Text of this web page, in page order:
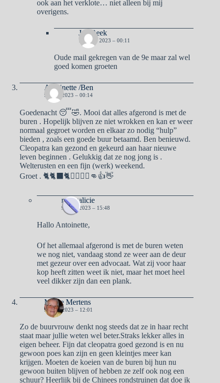
ook aan het verklote… niet alleen bij mij
overigens.
Jan Reek
13 JUNI 2023 – 00:11
Oude mail gekregen van de 9e maar zal wel
goed komen groeten
Antoinette /Ben
9 JUNI 2023 – 00:14
Goedenacht 😴🤣. Mooi dat alles afgerond is met de
buren . Hopelijk blijven ze niet wrokken en kan er weer
normaal gegroet worden en elkaar zo nodig “hulp”
bieden , zoals een goede buur betaamd. Ben benieuwd.
Cleopatra kan gezond en gekeurd aan haar nieuwe
leven beginnen . Gelukkig dat ze nog jong is .
Welterusten en een fijn (werk) weekend.
Groet . 🐈🐈‍⬛🐈🙋‍♀️🙋‍♂️👊👍👋
naargalicie
9 JUNI 2023 – 15:48
Hallo Antoinette,
Of het allemaal afgerond is met de buren weten
we nog niet, vandaag stond ze weer aan de deur
met gezeur over een advocaat. Wat zij voor haar
kop heeft zitten weet ik niet, maar het moet heel
veel dikker zijn dan een plank.
Mieke Mertens
9 JUNI 2023 – 12:01
Zo de buurvrouw denkt nog steeds dat ze in haar recht
staat maar jullie weten wel beter.Straks lekker alles in
eigen beheer. Fijn dat cleopatra goed gezond is en nu
gewoon poes kan zijn en geen kleintjes meer kan
krijgen. Moeten de koeien van de buren bij hun nu
gewoon buiten blijven of hebben ze zelf ook nog een
schuur? Heerlijk bij de Chinees rondstruinen dat doe ik